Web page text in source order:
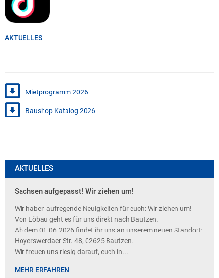
AKTUELLES
Mietprogramm 2026
Baushop Katalog 2026
AKTUELLES
Sachsen aufgepasst! Wir ziehen um!
Wir haben aufregende Neuigkeiten für euch: Wir ziehen um!
Von Löbau geht es für uns direkt nach Bautzen.
Ab dem 01.06.2026 findet ihr uns an unserem neuen Standort:
Hoyerswerdaer Str. 48, 02625 Bautzen.
Wir freuen uns riesig darauf, euch in...
MEHR ERFAHREN